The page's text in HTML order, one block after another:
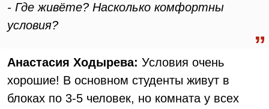
- Где живёте? Насколько комфортны
условия?
Анастасия Ходырева: Условия очень
хорошие! В основном студенты живут в
блоках по 3-5 человек, но комната у всех